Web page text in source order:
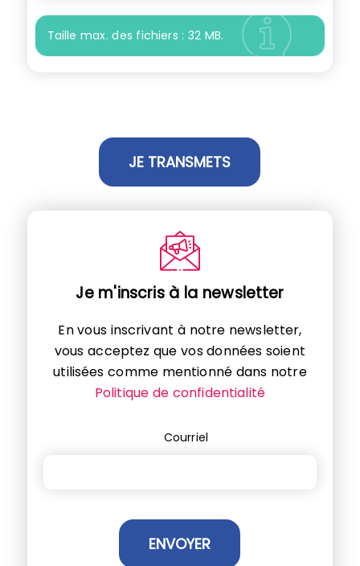
Taille max. des fichiers : 32 MB.
Je m'inscris à la newsletter
En vous inscrivant à notre newsletter,
vous acceptez que vos données soient
utilisées comme mentionné dans notre
Politique de confidentialité
Courriel